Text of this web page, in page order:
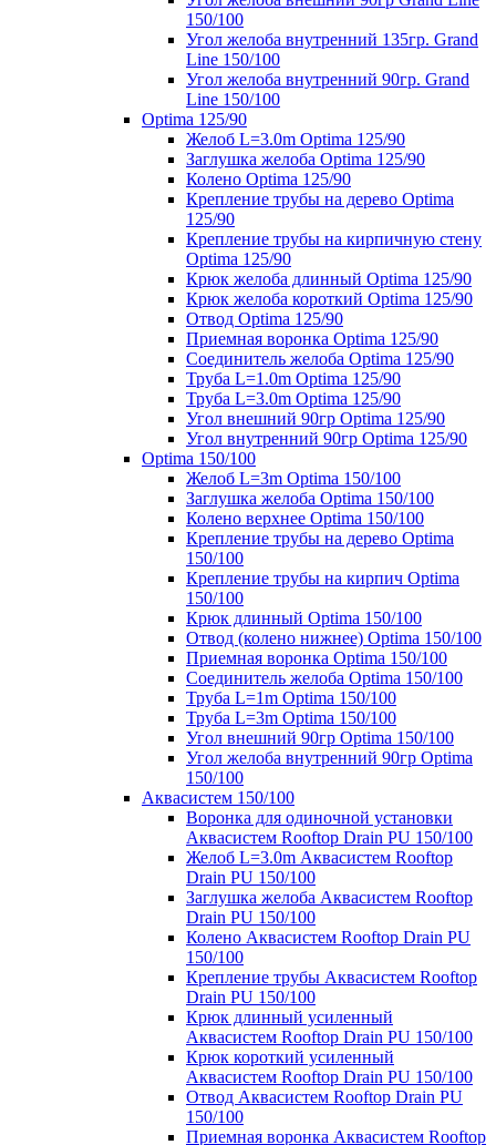
150/100
Угол желоба внутренний 135гр. Grand
Line 150/100
Угол желоба внутренний 90гр. Grand
Line 150/100
Optima 125/90
Желоб L=3.0m Optima 125/90
Заглушка желоба Optima 125/90
Колено Optima 125/90
Крепление трубы на дерево Optima
125/90
Крепление трубы на кирпичную стену
Optima 125/90
Крюк желоба длинный Optima 125/90
Крюк желоба короткий Optima 125/90
Отвод Optima 125/90
Приемная воронка Optima 125/90
Соединитель желоба Optima 125/90
Труба L=1.0m Optima 125/90
Труба L=3.0m Optima 125/90
Угол внешний 90гр Optima 125/90
Угол внутренний 90гр Optima 125/90
Optima 150/100
Желоб L=3m Optima 150/100
Заглушка желоба Optima 150/100
Колено верхнее Optima 150/100
Крепление трубы на дерево Optima
150/100
Крепление трубы на кирпич Optima
150/100
Крюк длинный Optima 150/100
Отвод (колено нижнее) Optima 150/100
Приемная воронка Optima 150/100
Соединитель желоба Optima 150/100
Труба L=1m Optima 150/100
Труба L=3m Optima 150/100
Угол внешний 90гр Optima 150/100
Угол желоба внутренний 90гр Optima
150/100
Аквасистем 150/100
Воронка для одиночной установки
Аквасистем Rooftop Drain PU 150/100
Желоб L=3.0m Аквасистем Rooftop
Drain PU 150/100
Заглушка желоба Аквасистем Rooftop
Drain PU 150/100
Колено Аквасистем Rooftop Drain PU
150/100
Крепление трубы Аквасистем Rooftop
Drain PU 150/100
Крюк длинный усиленный
Аквасистем Rooftop Drain PU 150/100
Крюк короткий усиленный
Аквасистем Rooftop Drain PU 150/100
Отвод Аквасистем Rooftop Drain PU
150/100
Приемная воронка Аквасистем Rooftop